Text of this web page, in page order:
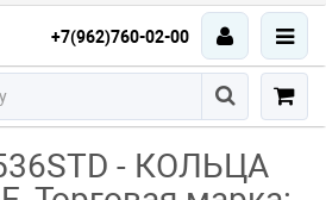
+7(962)760-02-00
- КОЛЬЦА